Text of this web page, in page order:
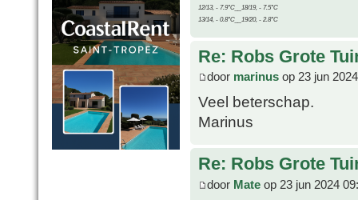
12/13, - 7.9°C__18/19, - 7.5°C
13/14, - 0.8°C__19/20, - 2.8°C
Re: Robs Grote
door marinus op 23 jun
Veel beterschap.
Marinus
Re: Robs Grote
door Mate op 23 jun 2024